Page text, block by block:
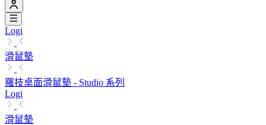
Logi
滑鼠墊
羅技桌面滑鼠墊 - Studio 系列
Logi
滑鼠墊